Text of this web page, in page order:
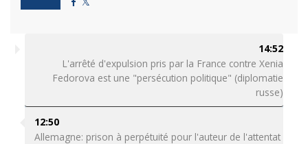
14:52
L'arrêté d'expulsion pris par la France contre Xenia
Fedorova est une "persécution politique" (diplomatie
russe)
12:50
Allemagne: prison à perpétuité pour l'auteur de l'attentat